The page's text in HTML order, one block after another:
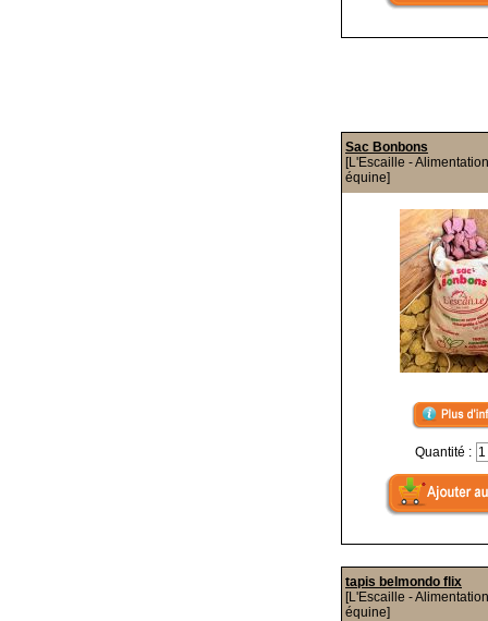
Sac Bonbons
[L'Escaille - Alimentation
équine]
Quantité :
tapis belmondo flix
[L'Escaille - Alimentation
équine]